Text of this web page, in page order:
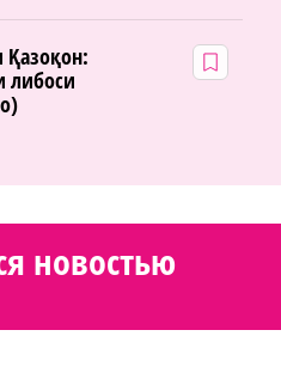
либоси
новостью